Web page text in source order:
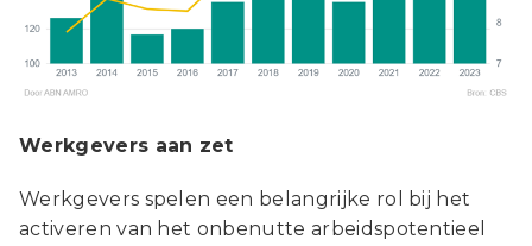
Werkgevers aan zet
Werkgevers spelen een belangrijke rol bij het
activeren van het onbenutte arbeidspotentieel